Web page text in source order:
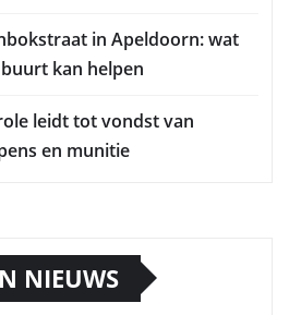
in Apeldoorn: wat
kan helpen
leidt tot vondst van
en munitie
NIEUWS